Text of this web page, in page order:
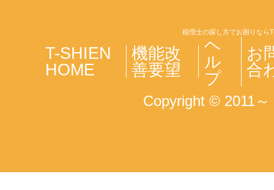
税理士の探し方でお困りなら
T-SHIEN
HOME
機能改
善要望
ヘ
ル
プ
お
合
Copyright © 2011